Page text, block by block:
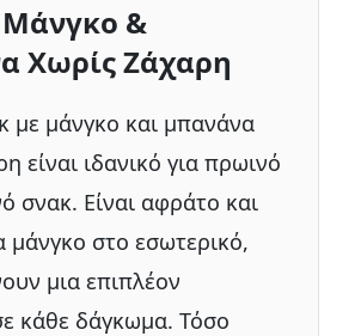
&
Χωρίς Ζάχαρη
με μάνγκο και μπανάνα
είναι ιδανικό για πρωινό
σνακ. Είναι αφράτο και
μάνγκο στο εσωτερικό,
μια επιπλέον
κάθε δάγκωμα. Τόσο